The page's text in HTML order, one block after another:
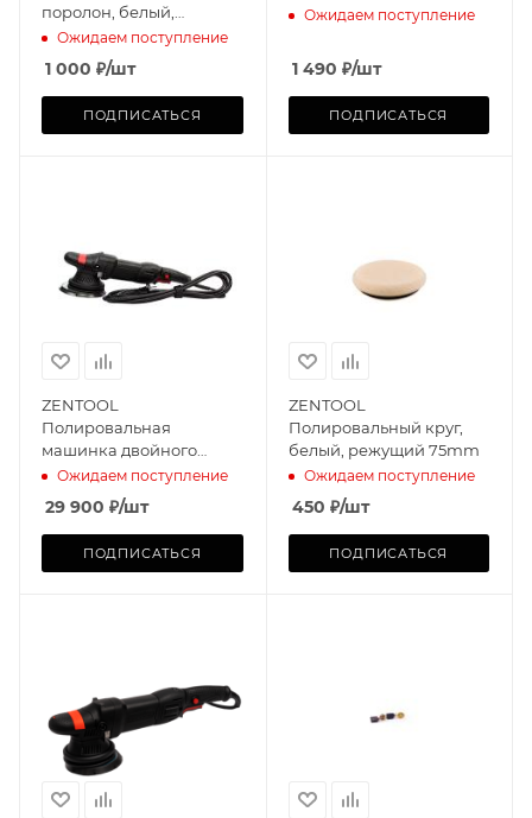
поролон, белый,
режущий Foam Machine
Ожидаем поступление
1 000 ₽/шт
ПОДПИСАТЬСЯ
Ожидаем поступление
1 490 ₽/шт
ПОДПИСАТЬСЯ
ZENTOOL
Полировальная
машинка двойного
действия 150мм
Ожидаем поступление
29 900 ₽/шт
ПОДПИСАТЬСЯ
ZENTOOL
Полировальный круг,
белый, режущий 75mm
Ожидаем поступление
450 ₽/шт
ПОДПИСАТЬСЯ